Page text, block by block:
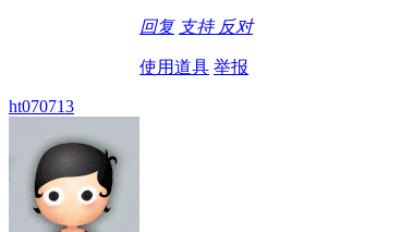
回复 支持 反对
使用道具 举报
ht070713